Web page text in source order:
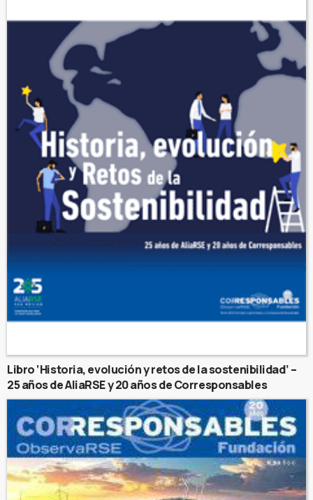
Libro ‘Historia, evolución y retos de la sostenibilidad’ –
25 años de AliaRSE y 20 años de Corresponsables